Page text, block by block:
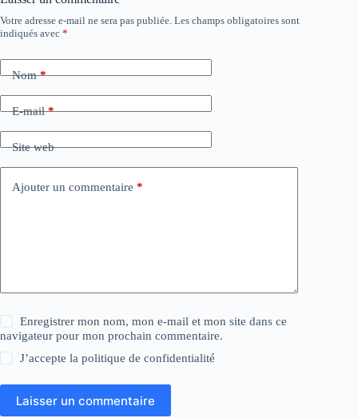
Votre adresse e-mail ne sera pas publiée. Les champs obligatoires sont
indiqués avec *
Nom*
E-mail*
Site web
Ajouter un commentaire *
Enregistrer mon nom, mon e-mail et mon site dans ce
navigateur pour mon prochain commentaire.
J’accepte lapolitique de confidentialité
Laisser un commentaire